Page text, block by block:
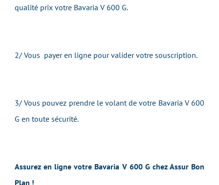
qualité prix votre Bavaria V 600 G.
2/ Vous payer en ligne pour valider votre souscription.
3/ Vous pouvez prendre le volantde votre Bavaria V 600
G en toute sécurité.
Assurez en ligne votre Bavaria V 600 G chez Assur Bon
Plan !